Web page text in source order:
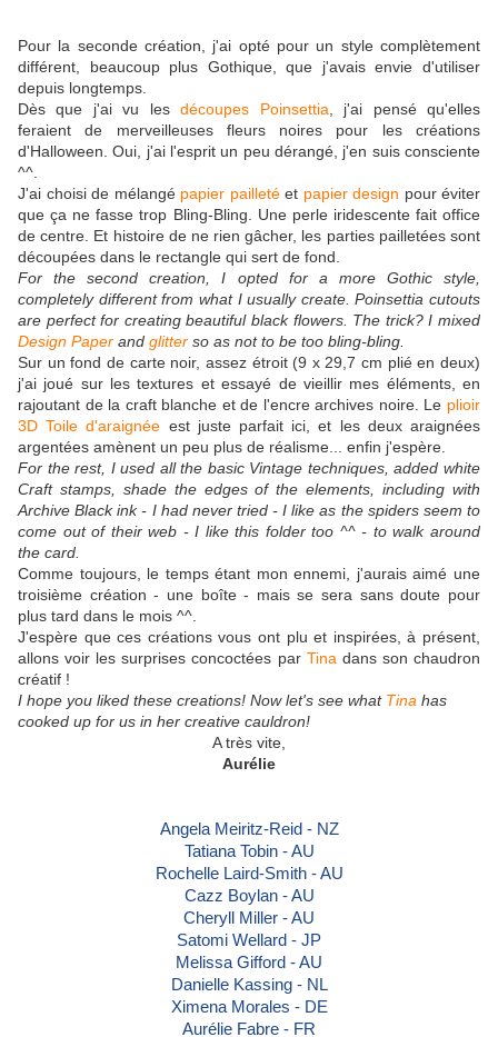
Pour la seconde création, j'ai opté pour un style complètement
différent, beaucoup plus Gothique, que j'avais envie d'utiliser
depuis longtemps.
Dès que j'ai vu lesdécoupes Poinsettia , j'ai pensé qu'elles
feraient de merveilleuses fleurs noires pour les créations
d'Halloween. Oui, j'ai l'esprit un peu dérangé, j'en suis consciente
^^.
J'ai choisi de mélangé papier pailletéet papier design pour éviter
que ça ne fasse trop Bling-Bling. Une perle iridescente fait office
de centre. Et histoire de ne rien gâcher, les parties pailletées sont
découpées dans le rectangle qui sert de fond.
For the second creation, I opted for a more Gothic style,
completely different from what I usually create. Poinsettia cutouts
are perfect for creating beautiful black flowers. The trick? I mixed
Design Paper and glitter so as not to be too bling-bling.
Sur un fond de carte noir, assez étroit (9 x 29,7 cm plié en deux)
j'ai joué sur les textures et essayé de vieillir mes éléments, en
rajoutant de la craft blanche et de l'encre archives noire. Le plioir
3D Toile d'araignée est juste parfait ici, et les deux araignées
argentées amènent un peu plus de réalisme... enfin j'espère.
For the rest, I used all the basic Vintage techniques, added white
Craft stamps, shade the edges of the elements, including with
Archive Black ink - I had never tried - I like as the spiders seem to
come out of their web - I like this folder too ^^ - to walk around
the card.
Comme toujours, le temps étant mon ennemi, j'aurais aimé une
troisième création - une boîte - mais se sera sans doute pour
plus tard dans le mois ^^.
J'espère que ces créations vous ont plu et inspirées, à présent,
allons voir les surprises concoctées par Tina dans son chaudron
créatif !
I hope you liked these creations! Now let's see what Tina has
cooked up for us in her creative cauldron!
A très vite,
Aurélie
Angela Meiritz-Reid - NZ
Tatiana Tobin - AU
Rochelle Laird-Smith - AU
Cazz Boylan - AU
Cheryll Miller - AU
Satomi Wellard - JP
Melissa Gifford - AU
Danielle Kassing - NL
Ximena Morales - DE
Aurélie Fabre - FR